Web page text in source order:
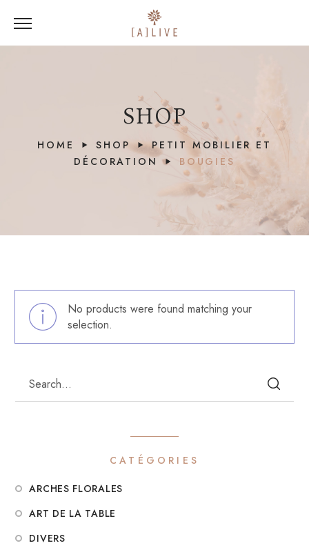
SHOP
HOME SHOP
PETIT MOBILIER ET
DÉCORATION
BOUGIES
No products were found matching your
selection.
CATÉGORIES
ARCHES FLORALES
ART DE LA TABLE
DIVERS